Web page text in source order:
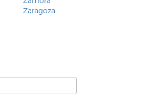
Zaragoza